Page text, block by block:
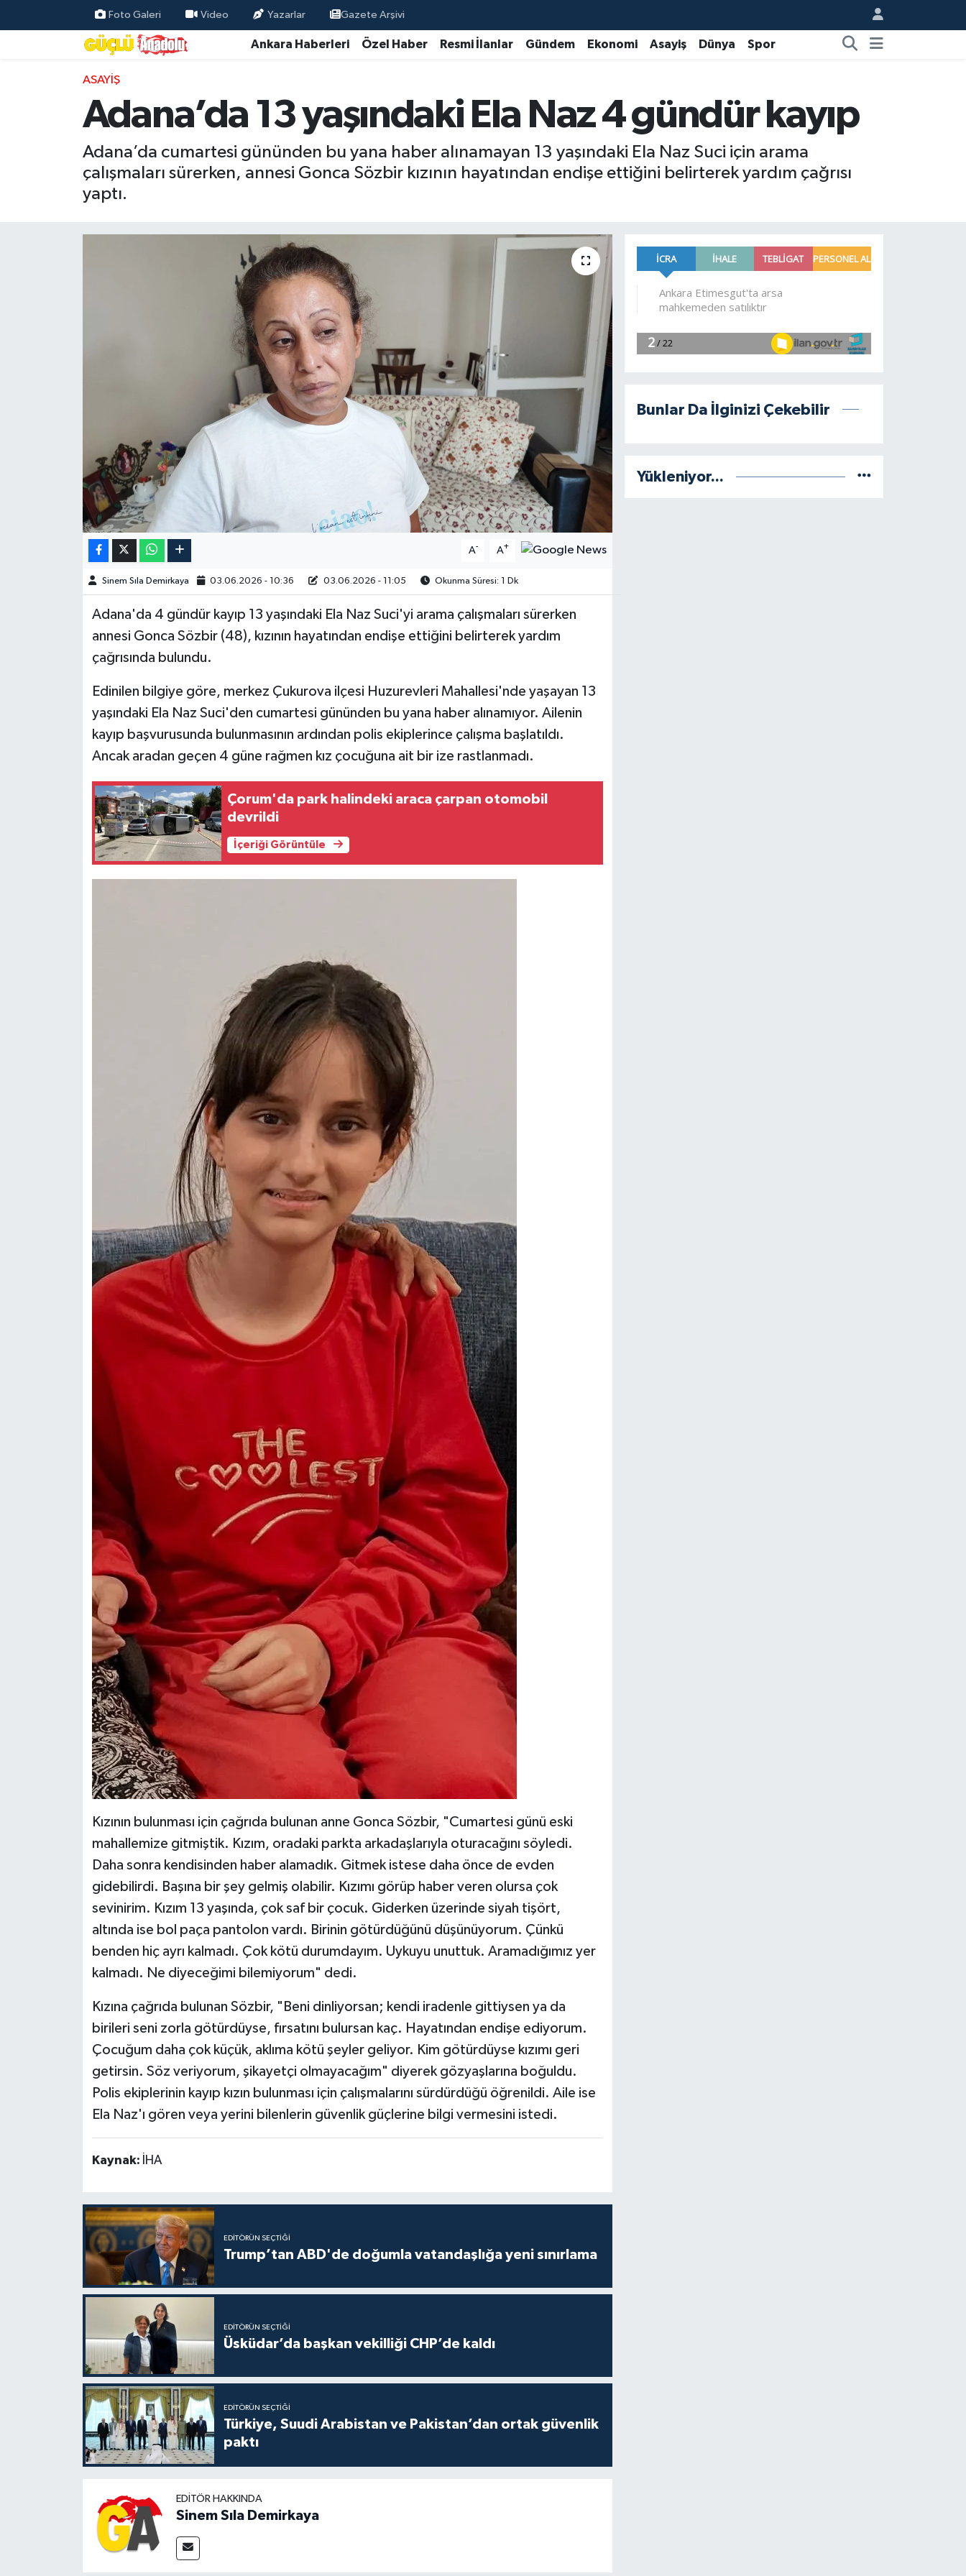
Foto Galeri Video Yazarlar Gazete Arşivi
Ankara Haberleri Özel Haber Resmi İlanlar Gündem Ekonomi Asayiş Dünya Spor
ASAYIŞ
Adana’da 13 yaşındaki Ela Naz 4 gündür kayıp
Adana’da cumartesi gününden bu yana haber alınamayan 13 yaşındaki Ela Naz Suci için arama
çalışmaları sürerken, annesi Gonca Sözbir kızının hayatından endişe ettiğini belirterek yardım çağrısı
yaptı.
A- A+
Sinem Sıla Demirkaya 03.06.2026 - 10:36 03.06.2026 - 11:05 Okunma Süresi: 1 Dk
Adana'da 4 gündür kayıp 13 yaşındaki Ela Naz Suci'yi arama çalışmaları sürerken
annesi Gonca Sözbir (48), kızının hayatından endişe ettiğini belirterek yardım
çağrısında bulundu.
Edinilen bilgiye göre, merkez Çukurova ilçesi Huzurevleri Mahallesi'nde yaşayan 13
yaşındaki Ela Naz Suci'den cumartesi gününden bu yana haber alınamıyor. Ailenin
kayıp başvurusunda bulunmasının ardından polis ekiplerince çalışma başlatıldı.
Ancak aradan geçen 4 güne rağmen kız çocuğuna ait bir ize rastlanmadı.
Çorum'da park halindeki araca çarpan otomobil
devrildi
İçeriği Görüntüle
Kızının bulunması için çağrıda bulunan anne Gonca Sözbir, "Cumartesi günü eski
mahallemize gitmiştik. Kızım, oradaki parkta arkadaşlarıyla oturacağını söyledi.
Daha sonra kendisinden haber alamadık. Gitmek istese daha önce de evden
gidebilirdi. Başına bir şey gelmiş olabilir. Kızımı görüp haber veren olursa çok
sevinirim. Kızım 13 yaşında, çok saf bir çocuk. Giderken üzerinde siyah tişört,
altında ise bol paça pantolon vardı. Birinin götürdüğünü düşünüyorum. Çünkü
benden hiç ayrı kalmadı. Çok kötü durumdayım. Uykuyu unuttuk. Aramadığımız yer
kalmadı. Ne diyeceğimi bilemiyorum" dedi.
Kızına çağrıda bulunan Sözbir, "Beni dinliyorsan; kendi iradenle gittiysen ya da
birileri seni zorla götürdüyse, fırsatını bulursan kaç. Hayatından endişe ediyorum.
Çocuğum daha çok küçük, aklıma kötü şeyler geliyor. Kim götürdüyse kızımı geri
getirsin. Söz veriyorum, şikayetçi olmayacağım" diyerek gözyaşlarına boğuldu.
Polis ekiplerinin kayıp kızın bulunması için çalışmalarını sürdürdüğü öğrenildi. Aile ise
Ela Naz'ı gören veya yerini bilenlerin güvenlik güçlerine bilgi vermesini istedi.
Kaynak: İHA
EDITÖRÜN SEÇTIĞI
Trump’tan ABD'de doğumla vatandaşlığa yeni sınırlama
EDITÖRÜN SEÇTIĞI
Üsküdar’da başkan vekilliği CHP’de kaldı
EDITÖRÜN SEÇTIĞI
Türkiye, Suudi Arabistan ve Pakistan’dan ortak güvenlik
paktı
EDITÖR HAKKINDA
Sinem Sıla Demirkaya
Bunlar Da İlginizi Çekebilir
Yükleniyor...
Özel Haber
Resmi İlanlar
Gündem
Hava Durumu
Teknoloji
Televizyon
Yaşam-Çevre